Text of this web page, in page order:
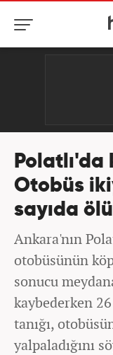
Polatlı'da
Otobüs
sayıda
Ankara'nın
otobüsünün
sonucu
kaybederken
tanığı,
yalpaladığını